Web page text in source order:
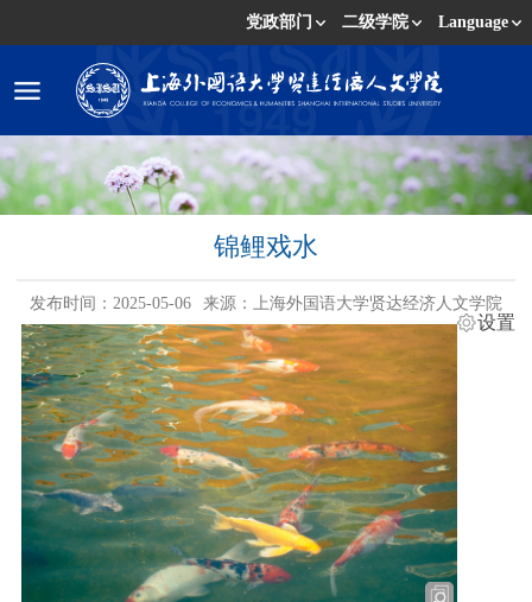
党政部门 二级学院 Language
锦鲤戏水
发布时间：2025-05-06 来源：上海外国语大学贤达经济人文学院
设置